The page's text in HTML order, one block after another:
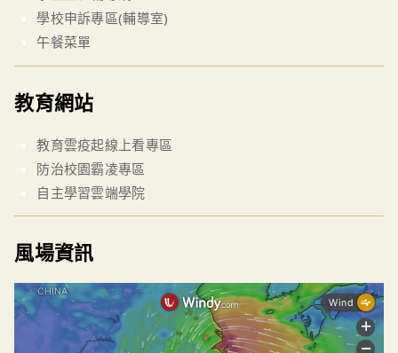
學校申訴專區(輔導室)
午餐菜單
教育網站
教育雲疫起線上看專區
防治校園霸凌專區
自主學習雲端學院
風場資訊